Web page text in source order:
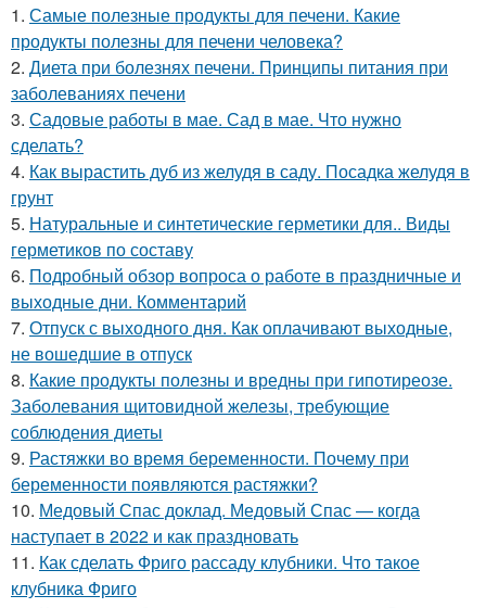
1. Самые полезные продукты для печени. Какие
продукты полезны для печени человека?
2. Диета при болезнях печени. Принципы питания при
заболеваниях печени
3. Садовые работы в мае. Сад в мае. Что нужно
сделать?
4. Как вырастить дуб из желудя в саду. Посадка желудя в
грунт
5. Натуральные и синтетические герметики для.. Виды
герметиков по составу
6. Подробный обзор вопроса о работе в праздничные и
выходные дни. Комментарий
7. Отпуск с выходного дня. Как оплачивают выходные,
не вошедшие в отпуск
8. Какие продукты полезны и вредны при гипотиреозе.
Заболевания щитовидной железы, требующие
соблюдения диеты
9. Растяжки во время беременности. Почему при
беременности появляются растяжки?
10. Медовый Спас доклад. Медовый Спас — когда
наступает в 2022 и как праздновать
11. Как сделать Фриго рассаду клубники. Что такое
клубника Фриго